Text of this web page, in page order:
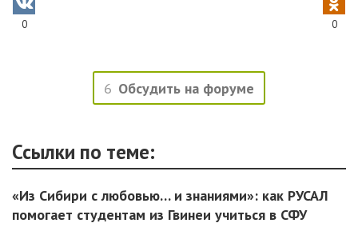
0 0
6 Обсудить на форуме
Ссылки по теме:
«Из Сибири с любовью… и знаниями»: как РУСАЛ
помогает студентам из Гвинеи учиться в СФУ